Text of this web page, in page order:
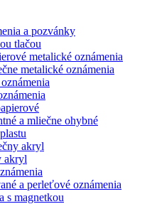
a pozvánky
tlačou
metalické oznámenia
metalické oznámenia
a mliečne ohybné
akryl
akryl
a perleťové oznámenia
s magnetkou